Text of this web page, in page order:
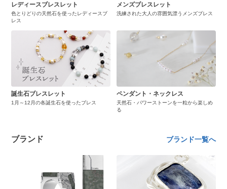
レディースブレスレット
色とりどりの天然石を使ったレディースブ
レス
メンズブレスレット
洗練された大人の雰囲気漂うメンズブレス
誕生石ブレスレット
1月～12月の各誕生石を使ったブレス
ペンダント・ネックレス
天然石・パワーストーンを一粒から楽しめ
る
ブランド ブランド一覧へ